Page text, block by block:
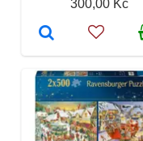
300,00 Kč